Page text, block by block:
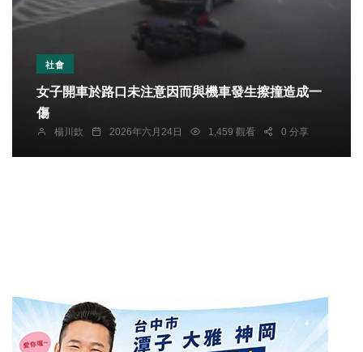
社會
女子開車於路口未注意因而與機車發生擦撞造成一
傷
楊川欽 2026年六月24日 1,459 觀看 0 分享